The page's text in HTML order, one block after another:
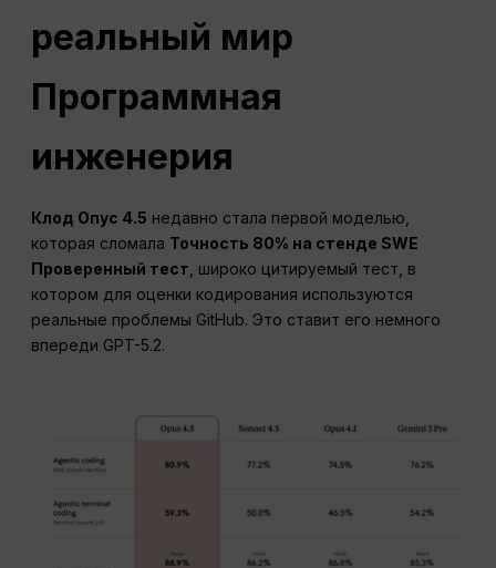
реальный мир
Программная
инженерия
Клод Опус 4.5 недавно стала первой моделью,
которая сломала Точность 80% на стенде SWE
Проверенный тест , широко цитируемый тест, в
котором для оценки кодирования используются
реальные проблемы GitHub. Это ставит его немного
впереди GPT-5.2.